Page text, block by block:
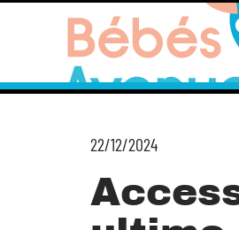
22/12/2024